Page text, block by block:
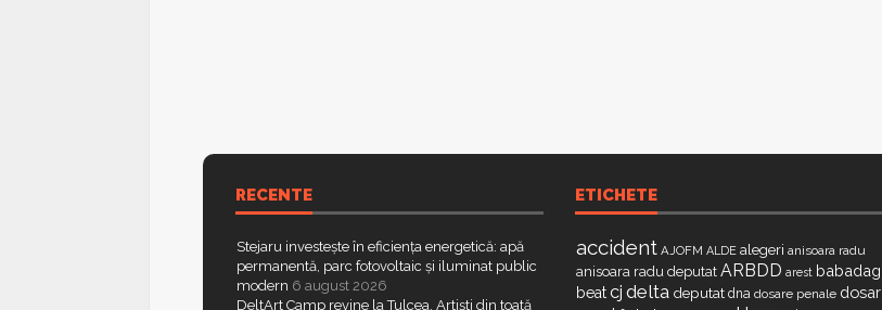
RECENTE
Stejaru investește în eficiența energetică: apă
permanentă, parc fotovoltaic și iluminat public
modern 6 august 2026
DeltArt Camp revine la Tulcea. Artiști din toată
ETICHETE
accident AJOFM ALDE alegeri anisoara radu
anisoara radu deputat ARBDD arest babadag
beatcj delta deputat dna dosare penale dosar